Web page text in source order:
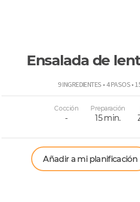
Ensalada de
9 INGREDIENTES • 4 PASOS •
Cocción
-
Preparación
15 min.
Añadir a mi planificación